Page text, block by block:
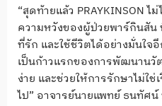
“สุดท้ายแล้ว PRAYKINSON
ความหวังของผู้ป่วยพาร์กินสั
ที่รัก และใช้ชีวิตได้อย่างมั่นใจ
เป็นก้าวแรกของการพัฒนานวั
ง่าย และช่วยให้การรักษาไม่ใ
ไป” อาจารย์นายแพทย์ ธนทัศ